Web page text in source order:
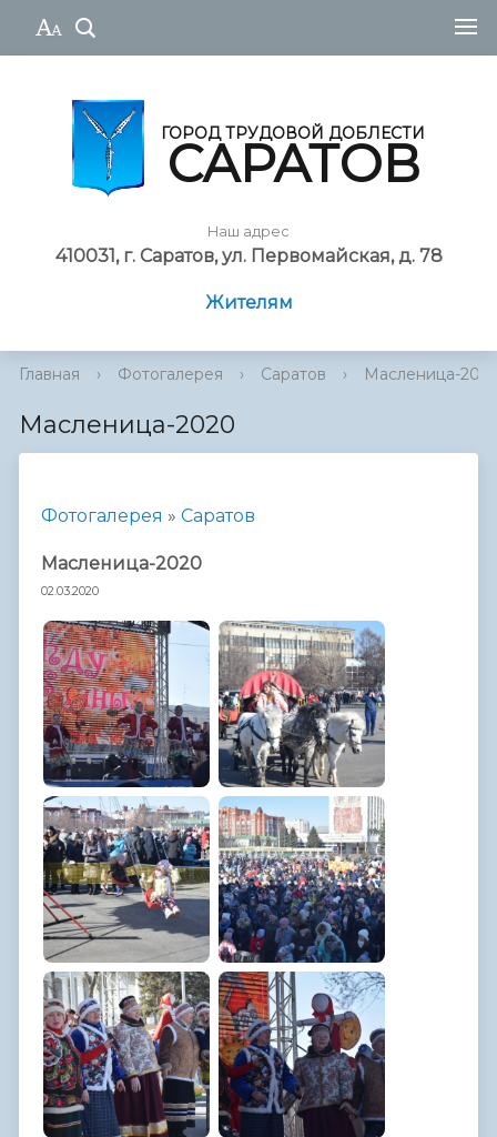
ГОРОД ТРУДОВОЙ ДОБЛЕСТИ
САРАТОВ
Наш адрес
410031, г. Саратов, ул. Первомайская, д. 78
Жителям
Главная › Фотогалерея › Саратов › Масленица-
Масленица-2020
Фотогалерея » Саратов
Масленица-2020
02.03.2020